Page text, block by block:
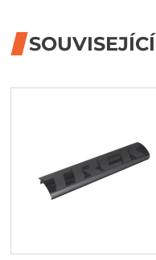
SOUVISEJÍCÍ